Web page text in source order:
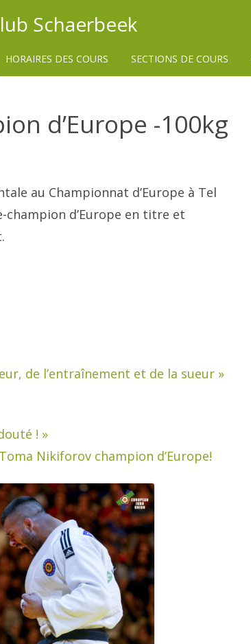
Schaerbeek
HORAIRES DES COURS SECTIONS DE COURS
d’Europe -100kg
au Championnat d’Europe à Tel
champion d’Europe en titre et
de l’entraînement et de la sueur »
! »
Nikiforov champion d’Europe!